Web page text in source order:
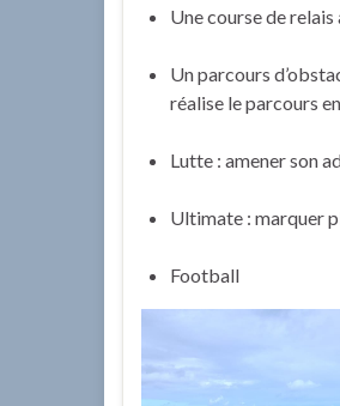
Une course de relais
Un parcours
réalise le parcours
Lutte : amener son
Ultimate : marquer
Football